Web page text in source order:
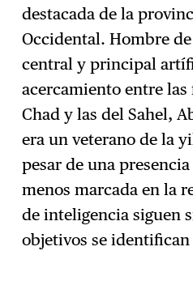
destacada de la
Occidental. Hombre
central y principal
acercamiento entre las
Chad y las del Sahel,
era un veterano de la
pesar de una
menos marcada en la
de inteligencia siguen
objetivos se